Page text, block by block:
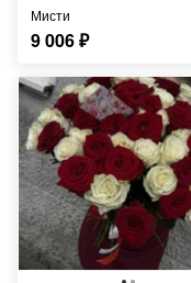
Мисти
9 006₽